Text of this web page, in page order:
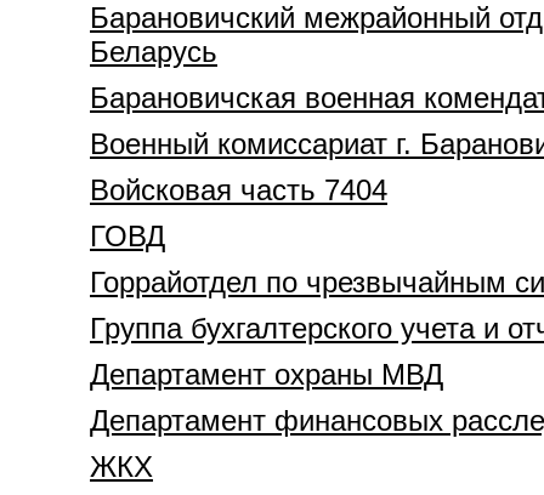
Барановичский межрайонный
Беларусь
Барановичская военная
Военный комиссариат г.
Войсковая часть 7404
ГОВД
Горрайотдел по чрезвычайным
Группа бухгалтерского учета и
Департамент охраны МВД
Департамент финансовых
ЖКХ